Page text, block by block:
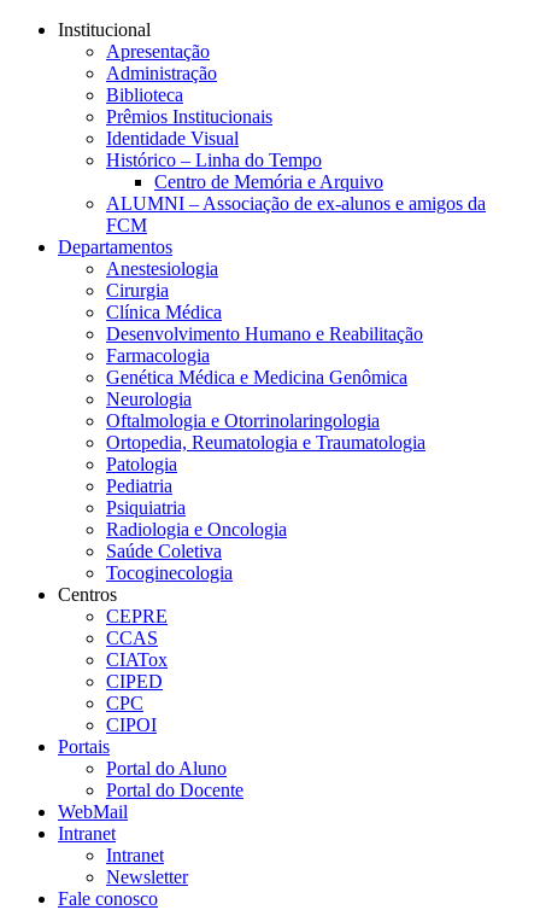
Conteúdo principal
Institucional
Apresentação
Administração
Biblioteca
Prêmios Institucionais
Identidade Visual
Histórico – Linha do Tempo
Centro de Memória e Arquivo
ALUMNI – Associação de ex-alunos e amigos da
FCM
Departamentos
Anestesiologia
Cirurgia
Clínica Médica
Desenvolvimento Humano e Reabilitação
Farmacologia
Genética Médica e Medicina Genômica
Neurologia
Oftalmologia e Otorrinolaringologia
Ortopedia, Reumatologia e Traumatologia
Patologia
Pediatria
Psiquiatria
Radiologia e Oncologia
Saúde Coletiva
Tocoginecologia
Centros
CEPRE
CCAS
CIATox
CIPED
CPC
CIPOI
Portais
Portal do Aluno
Portal do Docente
WebMail
Intranet
Intranet
Newsletter
Fale conosco